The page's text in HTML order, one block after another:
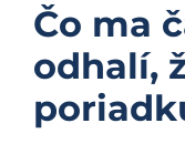
Čo ma
odhalí,